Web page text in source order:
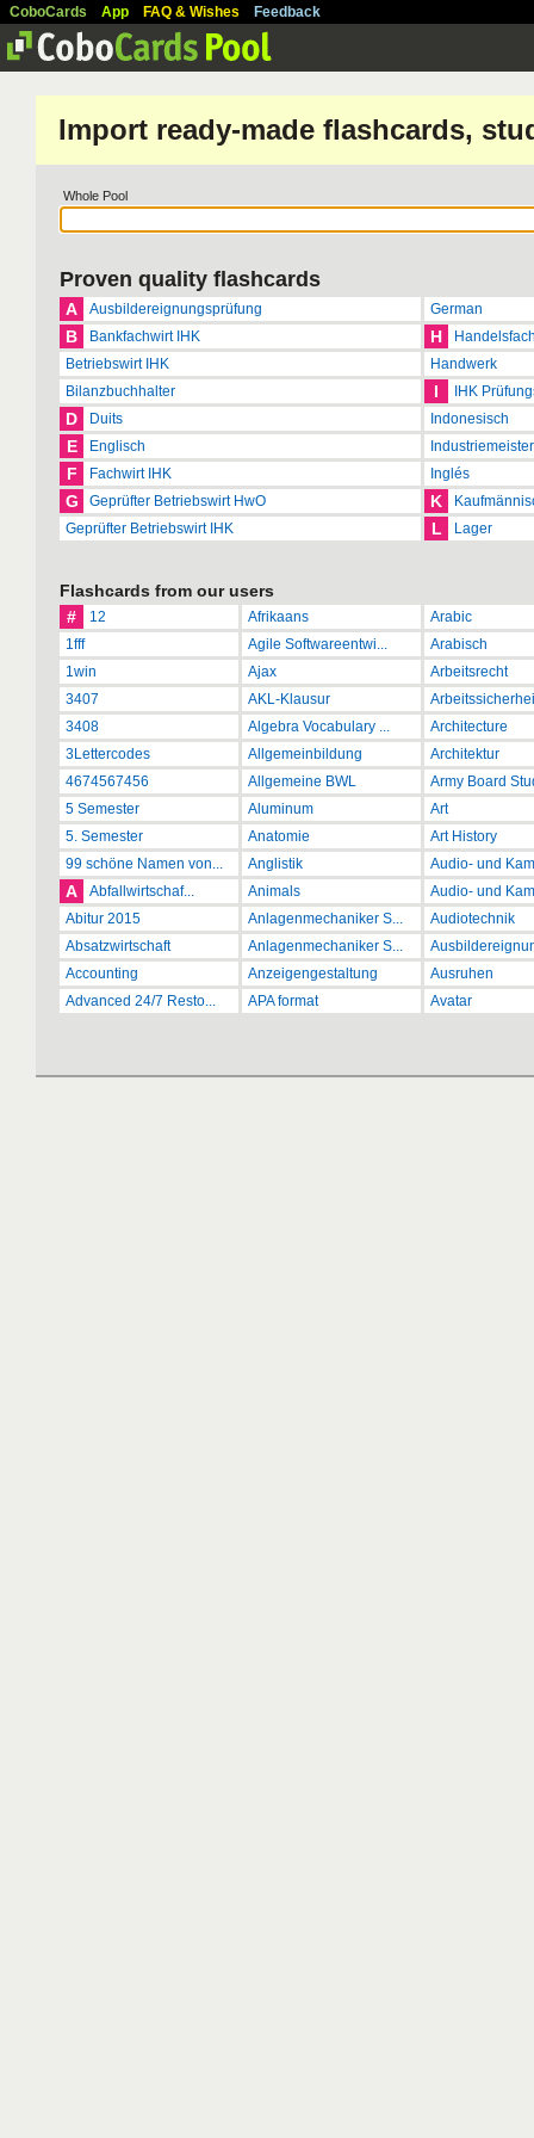
CoboCards App FAQ & Wishes Feedback
Import ready-made flashcards,
Whole Pool
Proven quality flashcards
A Ausbildereignungsprüfung
B
Bankfachwirt IHK
Betriebswirt IHK
Bilanzbuchhalter
D Duits
E Englisch
F Fachwirt IHK
G
Geprüfter Betriebswirt HwO
Geprüfter Betriebswirt IHK
German
H
Handwerk
I
IHK
Indonesisch
Industriemeister
Inglés
K
L Lager
Flashcards from our users
#
12
1fff
1win
3407
3408
3Lettercodes
4674567456
5 Semester
5. Semester
99 schöne Namen von...
A
Abfallwirtschaf...
Abitur 2015
Absatzwirtschaft
Accounting
Advanced 24/7 Resto...
Afrikaans
Agile Softwareentwi...
Ajax
AKL-Klausur
Algebra Vocabulary ...
Allgemeinbildung
Allgemeine BWL
Aluminum
Anatomie
Anglistik
Animals
Anlagenmechaniker S...
Anlagenmechaniker S...
Anzeigengestaltung
APA format
Arabic
Arabisch
Arbeitsrecht
Architecture
Architektur
Army Board
Art
Art History
Audio- und
Audio- und
Audiotechnik
Ausruhen
Avatar